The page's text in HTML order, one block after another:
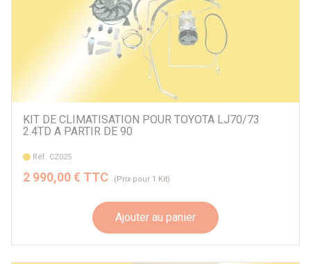
KIT DE CLIMATISATION POUR TOYOTA LJ70/73
2.4TD A PARTIR DE 90
Réf. CZ025
2 990,00 € TTC (Prix pour 1 Kit)
Ajouter au panier